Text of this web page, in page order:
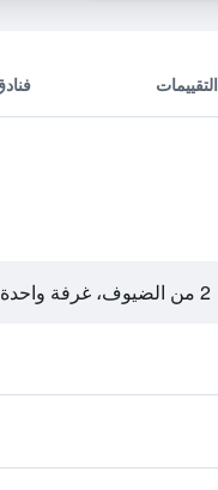
التقييمات
2 من الضيوف، غرفة واحدة